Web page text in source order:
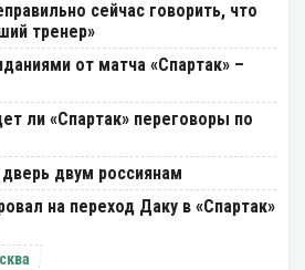
сейчас говорить, что
тренер»
от матча «Спартак» –
ли «Спартак» переговоры по
дверь двум россиянам
на переход Даку в «Спартак»